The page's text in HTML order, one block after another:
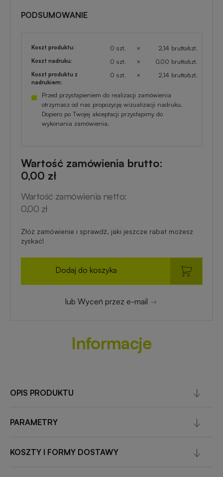
PODSUMOWANIE
Koszt produktu: 0 szt. × 2,14 brutto/szt.
Koszt nadruku: 0 szt. × 0,00 brutto/szt.
Koszt produktu z
nadrukiem:
0 szt. × 2,14 brutto/szt.
Przed przystąpieniem do realizacji zamówienia
otrzymasz od nas propozycję wizualizacji nadruku.
Dopiero po Twojej akceptacji przystąpimy do
wykonania zamówienia.
Wartość zamówienia brutto:
0,00 zł
Wartość zamówienia netto:
0,00 zł
Złóż zamówienie i sprawdź, jaki jeszcze rabat możesz
zyskać!
Dodaj do koszyka
lub Wyceń przez e-mail
Informacje
OPIS PRODUKTU
PARAMETRY
KOSZTY I FORMY DOSTAWY